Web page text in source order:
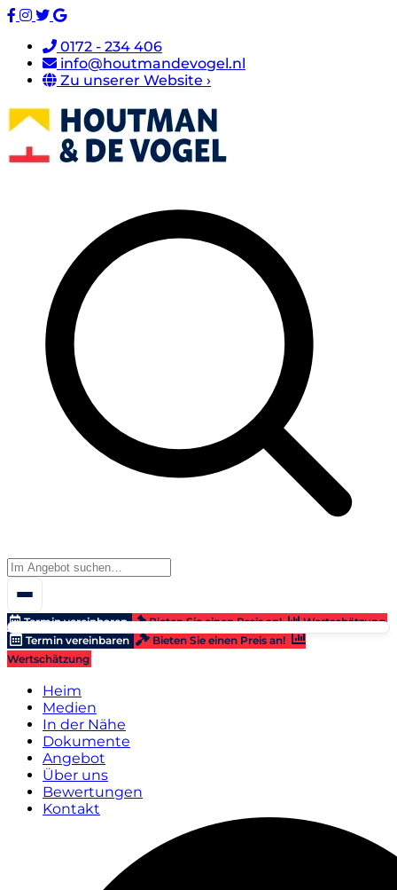
0172 - 234 406
info@houtmandevogel.nl
Zu unserer Website ›
Termin vereinbaren Bieten Sie einen Preis an!
Wertschätzung
Termin vereinbaren
Bieten Sie einen Preis an!
Wertschätzung
Heim
Medien
In der Nähe
Dokumente
Angebot
Über uns
Bewertungen
Kontakt